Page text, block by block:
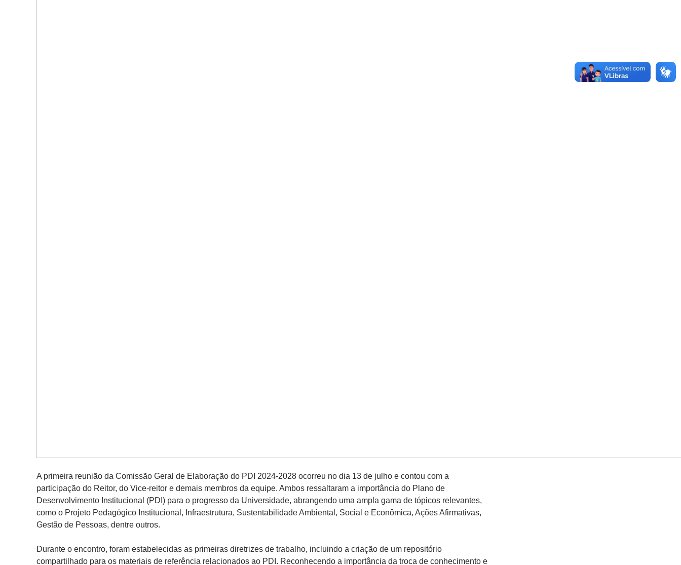
A primeira reunião da Comissão Geral de Elaboração do PDI 2024-2028 ocorreu no dia 13 de julho e contou com a
participação do Reitor, do Vice-reitor e demais membros da equipe. Ambos ressaltaram a importância do Plano de
Desenvolvimento Institucional (PDI) para o progresso da Universidade, abrangendo uma ampla gama de tópicos relevantes,
como o Projeto Pedagógico Institucional, Infraestrutura, Sustentabilidade Ambiental, Social e Econômica, Ações Afirmativas,
Gestão de Pessoas, dentre outros.
Durante o encontro, foram estabelecidas as primeiras diretrizes de trabalho, incluindo a criação de um repositório
compartilhado para os materiais de referência relacionados ao PDI. Reconhecendo a importância da troca de conhecimento e